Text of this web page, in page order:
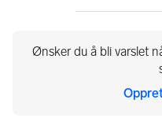
Ønsker du å bli varslet